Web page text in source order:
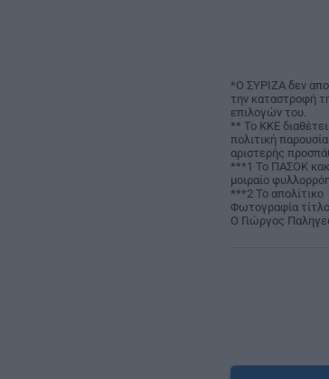
*Ο ΣΥΡΙΖΑ δεν
την καταστροφή
επιλογών του.
** Το ΚΚΕ διαθέτει
πολιτική
αριστερής
***1 Το ΠΑΣΟΚ
μοιραίο
***2 Το
Φωτογραφία
Ο Γιώργος